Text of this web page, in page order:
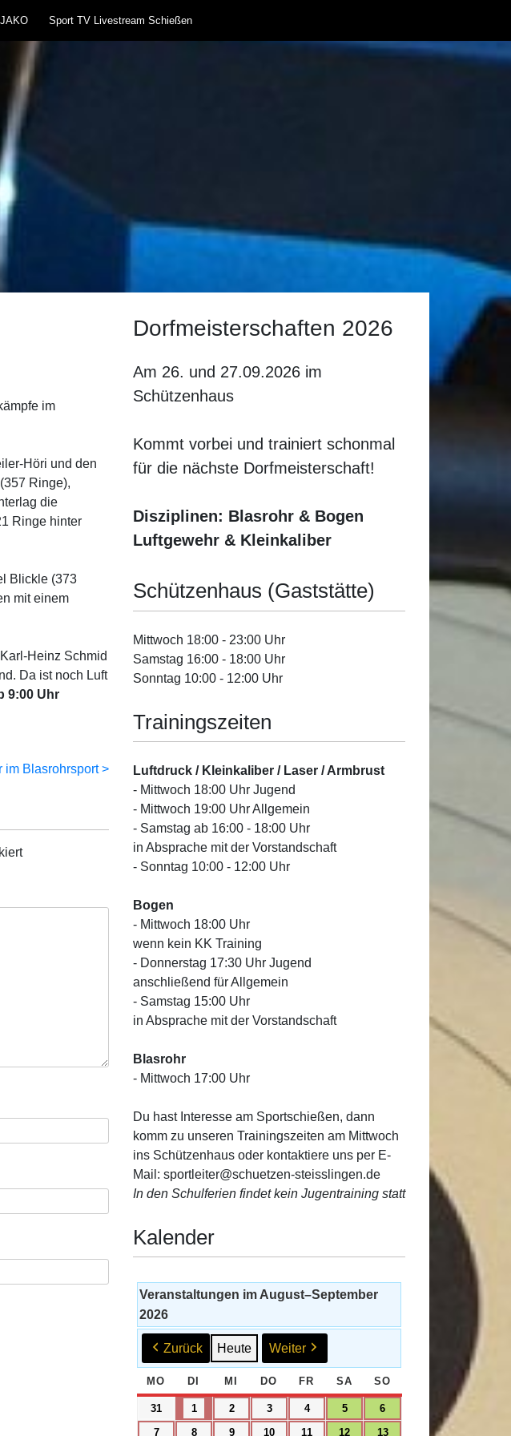
Sport TV Livestream Schießen
im
Höri und den
Ringe),
die
Ringe hinter
Blickle (373
mit einem
Heinz Schmid
Da ist noch Luft
9:00 Uhr
im Blasrohrsport
Dorfmeisterschaften 2026
Am 26. und 27.09.2026 im
Schützenhaus
Kommt vorbei und trainiert schonmal
für die nächste Dorfmeisterschaft!
Disziplinen: Blasrohr & Bogen
Luftgewehr & Kleinkaliber
Schützenhaus (Gaststätte)
Mittwoch 18:00 - 23:00 Uhr
Samstag 16:00 - 18:00 Uhr
Sonntag 10:00 - 12:00 Uhr
Trainingszeiten
Luftdruck / Kleinkaliber / Laser / Armbrust
- Mittwoch 18:00 Uhr Jugend
- Mittwoch 19:00 Uhr Allgemein
- Samstag ab 16:00 - 18:00 Uhr
in Absprache mit der Vorstandschaft
- Sonntag 10:00 - 12:00 Uhr
Bogen
- Mittwoch 18:00 Uhr
wenn kein KK Training
- Donnerstag 17:30 Uhr Jugend
anschließend für Allgemein
- Samstag 15:00 Uhr
in Absprache mit der Vorstandschaft
Blasrohr
- Mittwoch 17:00 Uhr
Du hast Interesse am Sportschießen, dann
komm zu unseren Trainingszeiten am Mittwoch
ins Schützenhaus oder kontaktiere uns per E-
Mail: sportleiter@schuetzen-steisslingen.de
In den Schulferien findet kein Jugentraining statt
Kalender
Veranstaltungen im August–September
2026
Zurück Heute Weiter
MO MONTAG
DI DIENSTAG
MI MITTWOCH
DO DONNERSTAG
FR FREITAG
SA SAMSTAG
SO
31
August
1
September
2
September
3
September
4
September
5
September
6
September
7 8 9 10 11 12 13